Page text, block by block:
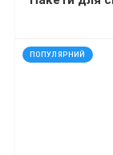
ПОПУЛЯРНИЙ
код: 50009